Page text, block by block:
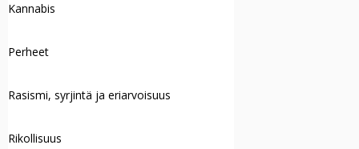
Kannabis
Perheet
Rasismi, syrjintä ja eriarvoisuus
Rikollisuus